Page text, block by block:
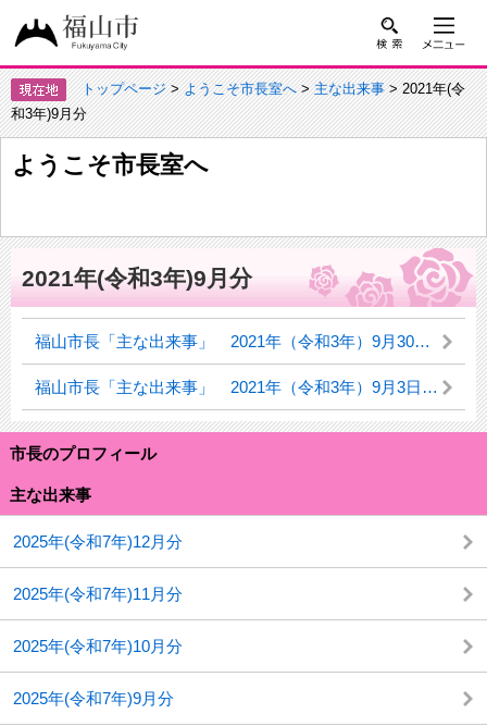
トップページ>ようこそ市長室へ>主な出来事> 2021年(令
和3年)9月分
ようこそ市長室へ
市長のプロフィール
主な出来事
2025年(令和7年)12月分
2025年(令和7年)11月分
2025年(令和7年)10月分
2025年(令和7年)9月分
2021年(令和3年)9月分
福山市長「主な出来事」 2021年（令和3年）9月30日（木曜日）
福山市長「主な出来事」 2021年（令和3年）9月3日（金曜日）